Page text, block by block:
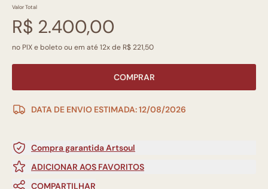
Valor Total
R$ 2.400,00
no PIX e boleto ou em até 12x de R$ 221,50
COMPRAR
DATA DE ENVIO ESTIMADA: 12/08/2026
Compra garantida Artsoul
ADICIONAR AOS FAVORITOS
COMPARTILHAR